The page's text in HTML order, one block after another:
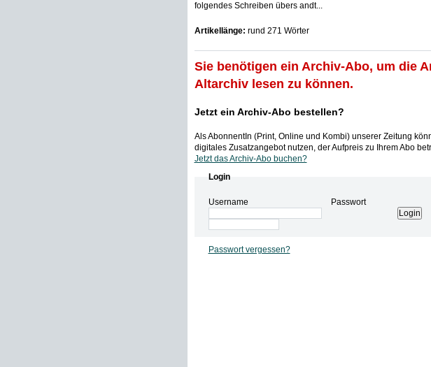
folgendes Schreiben übers andt...
Artikellänge: rund 271 Wörter
Sie benötigen ein Archiv-Abo, um die
Altarchiv lesen zu können.
Jetzt ein Archiv-Abo bestellen?
Als AbonnentIn (Print, Online und Kombi) unserer Zeitung
digitales Zusatzangebot nutzen, der Aufpreis zu Ihrem Abo
Jetzt das Archiv-Abo buchen?
Login
Username Passwort
Passwort vergessen?